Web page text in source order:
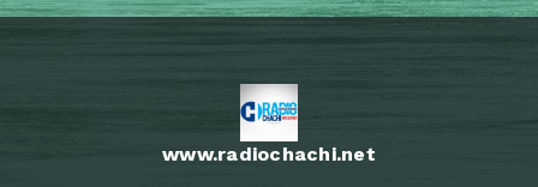
www.radiochachi.net